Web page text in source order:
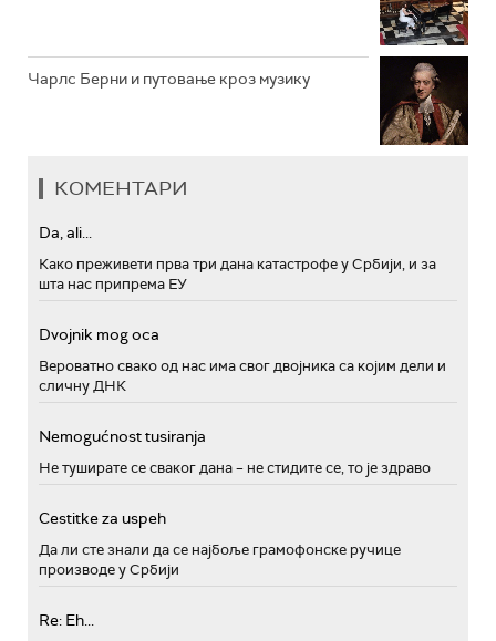
Чарлс Берни и путовање кроз музику
КОМЕНТАРИ
Da, ali...
Како преживети прва три дана катастрофе у Србији, и за
шта нас припрема ЕУ
Dvojnik mog oca
Вероватно свако од нас има свог двојника са којим дели и
сличну ДНК
Nemogućnost tusiranja
Не туширате се сваког дана – не стидите се, то је здраво
Cestitke za uspeh
Да ли сте знали да се најбоље грамофонске ручице
производе у Србији
Re: Eh...